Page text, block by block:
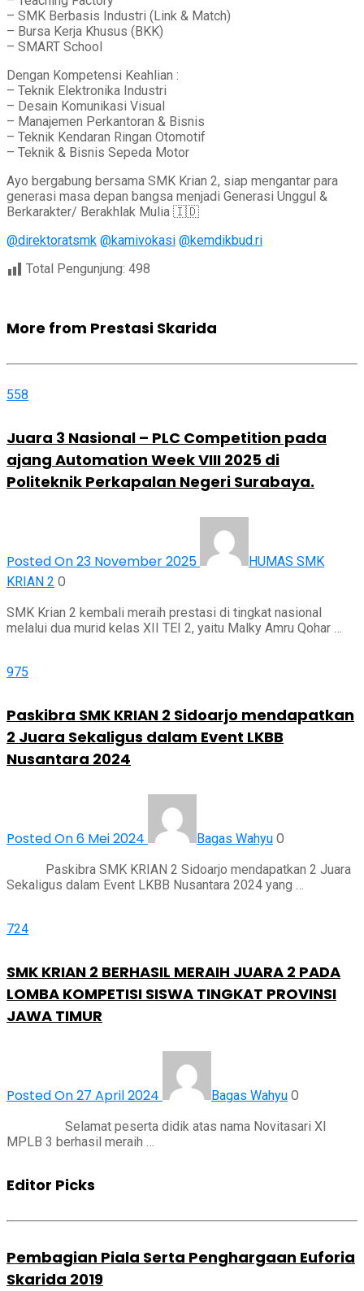
– SMK Berbasis Industri (Link & Match)
– Bursa Kerja Khusus (BKK)
– SMART School
Dengan Kompetensi Keahlian :
– Teknik Elektronika Industri
– Desain Komunikasi Visual
– Manajemen Perkantoran & Bisnis
– Teknik Kendaran Ringan Otomotif
– Teknik & Bisnis Sepeda Motor
Ayo bergabung bersama SMK Krian 2, siap mengantar para
generasi masa depan bangsa menjadi Generasi Unggul &
Berkarakter/ Berakhlak Mulia 🇮🇩
@direktoratsmk @kamivokasi @kemdikbud.ri
Total Pengunjung: 498
More from Prestasi Skarida
558
Juara 3 Nasional – PLC Competition pada
ajang Automation Week VIII 2025 di
Politeknik Perkapalan Negeri Surabaya.
Posted On 23 November 2025
HUMAS SMK
KRIAN 2 0
SMK Krian 2 kembali meraih prestasi di tingkat nasional
melalui dua murid kelas XII TEI 2, yaitu Malky Amru Qohar …
975
Paskibra SMK KRIAN 2 Sidoarjo mendapatkan
2 Juara Sekaligus dalam Event LKBB
Nusantara 2024
Posted On 6 Mei 2024 Bagas Wahyu 0
Paskibra SMK KRIAN 2 Sidoarjo mendapatkan 2 Juara
Sekaligus dalam Event LKBB Nusantara 2024 yang …
724
SMK KRIAN 2 BERHASIL MERAIH JUARA 2 PADA
LOMBA KOMPETISI SISWA TINGKAT PROVINSI
JAWA TIMUR
Posted On 27 April 2024 Bagas Wahyu 0
Selamat peserta didik atas nama Novitasari XI
MPLB 3 berhasil meraih …
Editor Picks
Pembagian Piala Serta Penghargaan Euforia
Skarida 2019